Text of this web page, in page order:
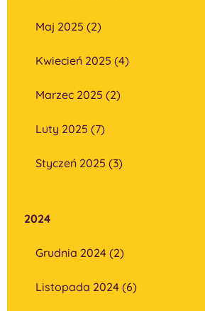
Maj 2025 (2)
Kwiecień 2025 (4)
Marzec 2025 (2)
Luty 2025 (7)
Styczeń 2025 (3)
2024
Grudnia 2024 (2)
Listopada 2024 (6)